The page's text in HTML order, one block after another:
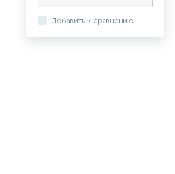
Добавить к сравнению